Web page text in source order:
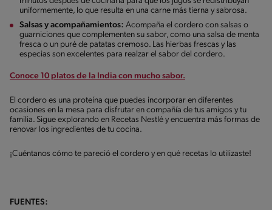
uniformemente, lo que resulta en una carne más tierna y sabrosa.
Salsas y acompañamientos: Acompaña el cordero con salsas o
guarniciones que complementen su sabor, como una salsa de menta
fresca o un puré de patatas cremoso. Las hierbas frescas y las
especias son excelentes para realzar el sabor del cordero.
Conoce 10 platos de la India con mucho sabor.
El cordero es una proteína que puedes incorporar en diferentes
ocasiones en la mesa para disfrutar en compañía de tus amigos y tu
familia. Sigue explorando en Recetas Nestlé y encuentra más formas de
renovar los ingredientes de tu cocina.
¡Cuéntanos cómo te pareció el cordero y en qué recetas lo utilizaste!
FUENTES: